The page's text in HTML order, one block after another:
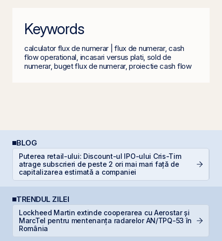
Keywords
calculator flux de numerar | flux de numerar, cash
flow operational, incasari versus plati, sold de
numerar, buget flux de numerar, proiectie cash flow
BLOG
Puterea retail-ului: Discount-ul IPO-ului Cris-Tim
atrage subscrieri de peste 2 ori mai mari față de
capitalizarea estimată a companiei
TRENDUL ZILEI
Lockheed Martin extinde cooperarea cu Aerostar și
MarcTel pentru mentenanța radarelor AN/TPQ-53 în
România